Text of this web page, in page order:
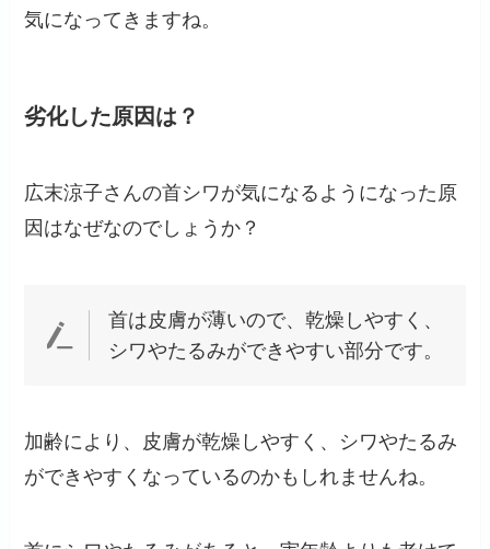
気になってきますね。
劣化した原因は？
広末涼子さんの首シワが気になるようになった原
因はなぜなのでしょうか？
首は皮膚が薄いので、乾燥しやすく、
シワやたるみができやすい部分です。
加齢により、皮膚が乾燥しやすく、シワやたるみ
ができやすくなっているのかもしれませんね。